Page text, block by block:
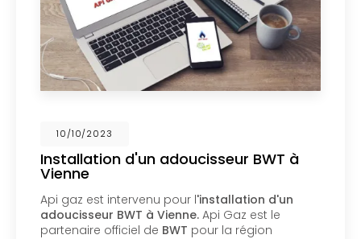
02/10/2023
Nouveau support de communication
web
Api Gaz à Viennevous présente son nouveau
support de communication web réalisé par la
sociétéBIIM COM . Vous souhaitant une